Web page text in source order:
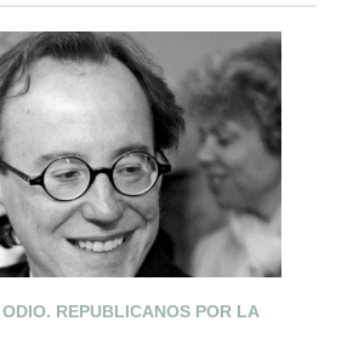
REPUBLICANOS POR LA